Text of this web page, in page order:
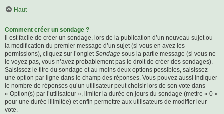
Haut
Comment créer un sondage ?
Il est facile de créer un sondage, lors de la publication d’un nouveau sujet ou
la modification du premier message d’un sujet (si vous en avez les
permissions), cliquez sur l’ongletSondage sous la partie message (si vous ne
le voyez pas, vous n’avez probablement pas le droit de créer des sondages).
Saisissez le titre du sondage et au moins deux options possibles, saisissez
une option par ligne dans le champ des réponses. Vous pouvez aussi indiquer
le nombre de réponses qu’un utilisateur peut choisir lors de son vote dans
« Option(s) par l’utilisateur », limiter la durée en jours du sondage (mettre « 0 »
pour une durée illimitée) et enfin permettre aux utilisateurs de modifier leur
vote.